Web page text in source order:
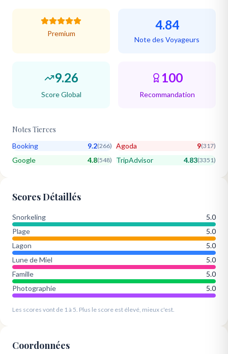
Premium
4.84
Note des Voyageurs
9.26
Score Global
100
Recommandation
Notes Tierces
Booking 9.2(266) Agoda 9(317)
Google 4.8(548) TripAdvisor 4.83(3351)
Scores Détaillés
Snorkeling
5.0
Plage
5.0
Lagon
5.0
Lune de Miel
5.0
Famille
5.0
Photographie
5.0
Les scores vont de 1 à 5. Plus le score est élevé, mieux c'est.
Coordonnées